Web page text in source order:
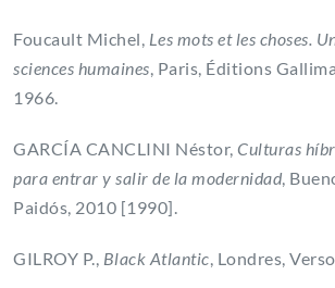
Foucault Michel, Les mots et les choses.
sciences humaines, Paris, Éditions
1966.
GARCÍA CANCLINI Néstor, Culturas
para entrar y salir de la modernidad,
Paidós, 2010 [1990].
GILROY P., Black Atlantic, Londres,